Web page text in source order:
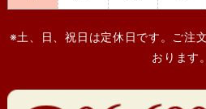
※土、日、祝日は定休日です。ご注
おります。